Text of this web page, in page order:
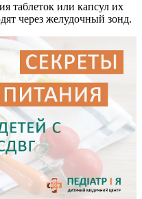
таблеток или капсул их
через желудочный зонд.